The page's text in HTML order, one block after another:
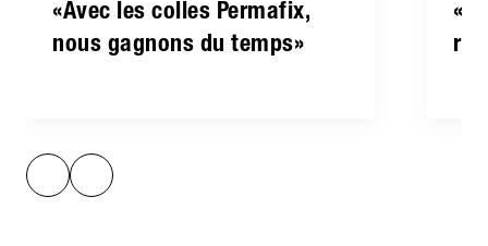
«Avec les colles Permafix,
nous gagnons du temps»